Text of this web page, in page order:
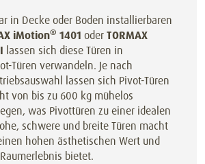
in Decke oder Boden installierbaren
iMotion® 1401 oderTORMAX
lassen sich diese Türen in
Türen verwandeln. Je nach
lassen sich Pivot-Türen
von bis zu 600 kg mühelos
was Pivottüren zu einer idealen
schwere und breite Türen macht
hohen ästhetischen Wert und
bietet.